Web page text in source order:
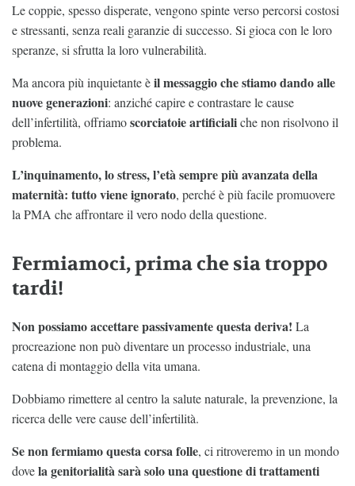
Le coppie, spesso disperate, vengono spinte verso percorsi costosi
e stressanti, senza reali garanzie di successo. Si gioca con le loro
speranze, si sfrutta la loro vulnerabilità.
Ma ancora più inquietante èil messaggio che stiamo dando alle
nuove generazioni: anziché capire e contrastare le cause
dell’infertilità, offriamoscorciatoie artificialiche non risolvono il
problema.
L’inquinamento, lo stress, l’età sempre più avanzata della
maternità: tutto viene ignorato, perché è più facile promuovere
la PMA che affrontare il vero nodo della questione.
Fermiamoci, prima che sia troppo
tardi!
Non possiamo accettare passivamente questa deriva! La
procreazione non può diventare un processo industriale, una
catena di montaggio della vita umana.
Dobbiamo rimettere al centro la salute naturale, la prevenzione, la
ricerca delle vere cause dell’infertilità.
Se non fermiamo questa corsa folle, ci ritroveremo in un mondo
dovela genitorialità sarà solo una questione di trattamenti